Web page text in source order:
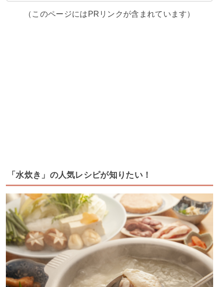
（このページにはPRリンクが含まれています）
「水炊き」の人気レシピが知りたい！